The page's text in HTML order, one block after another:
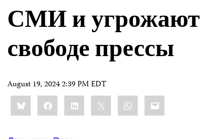
СМИ и угрожают
свободе прессы
August 19, 2024 2:39 PM EDT
Share
this:BlueskyFacebookLinkedIn WhatsApp
Email